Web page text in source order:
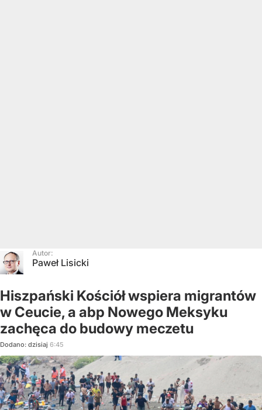
Autor:
Paweł Lisicki
Hiszpański Kościół wspiera migrantów
w Ceucie, a abp Nowego Meksyku
zachęca do budowy meczetu
Dodano: dzisiaj 6:45